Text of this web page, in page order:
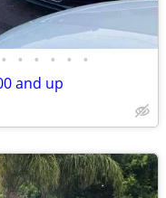
• • • • • •
and up